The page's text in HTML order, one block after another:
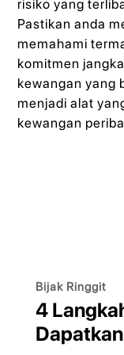
risiko yang
Pastikan anda
memahami
komitmen
kewangan yang
menjadi alat
kewangan
Bijak Ringgit
4